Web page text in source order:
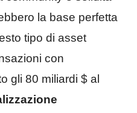
la base perfetta
tipo di asset
con
gli 80 miliardi $ al